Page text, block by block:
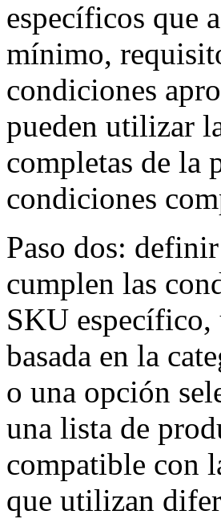
específicos que
mínimo,
condiciones
pueden utilizar
completas de la
condiciones
Paso dos:
cumplen las
SKU específico,
basada en la
o una opción
una lista de
compatible con
que utilizan